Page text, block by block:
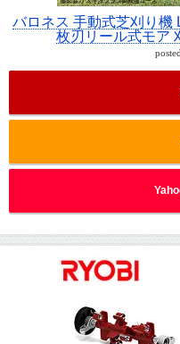
バロネス 手動式芝刈り機
枚刃リール式モア